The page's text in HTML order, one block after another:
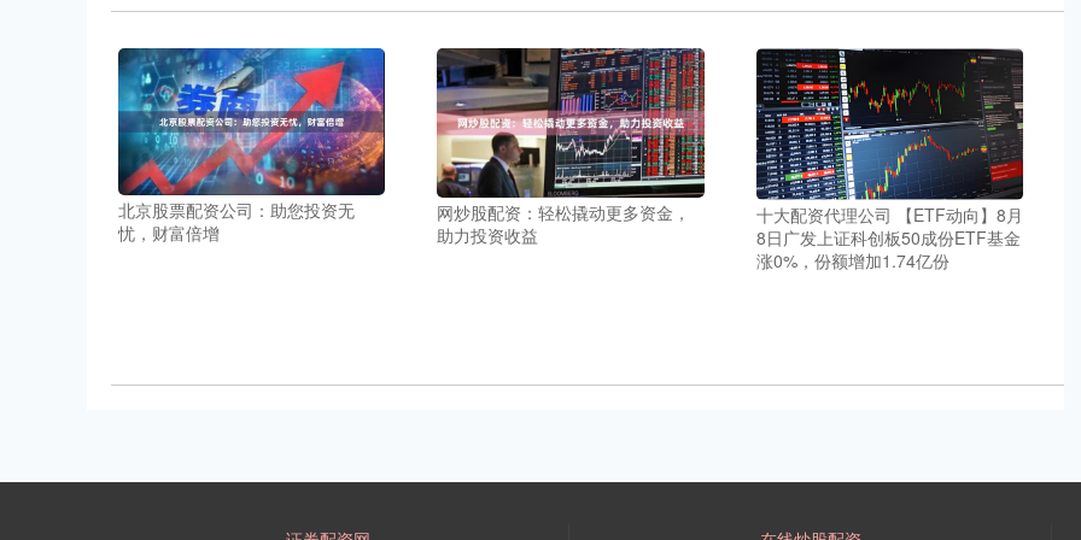
北京股票配资公司：助您投资无
忧，财富倍增
网炒股配资：轻松撬动更多资金，
助力投资收益
十大配资代理公司 【ETF动向】8月
8日广发上证科创板50成份ETF基金
涨0%，份额增加1.74亿份